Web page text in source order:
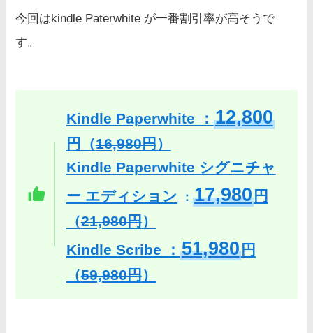
今回はkindle Paterwhite が一番割引率が高そうで
す。
Kindle Paperwhite ： 12,800
円（16,980円）
Kindle Paperwhite シグニチャ
ー エディション
： 17,980円
（21,980円）
Kindle Scribe ： 51,980円
（59,980円）